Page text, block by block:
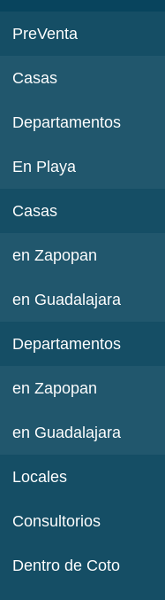
PreVenta
Casas
Departamentos
En Playa
Casas
en Zapopan
en Guadalajara
Departamentos
en Zapopan
en Guadalajara
Locales
Consultorios
Dentro de Coto